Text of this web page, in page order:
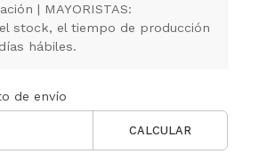
| MAYORISTAS:
stock, el tiempo de producción
hábiles.
de envío
CALCULAR